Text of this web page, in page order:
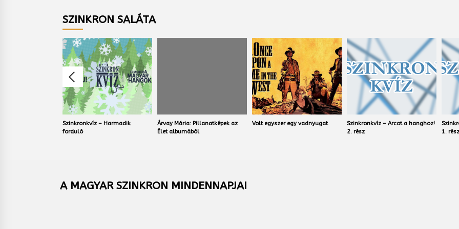
SZINKRON SALÁTA
Szinkronkvíz – Harmadik
forduló
Árvay Mária: Pillanatképek az
Élet albumából
Volt egyszer egy vadnyugat
Szinkronkvíz – Arcot a hanghoz!
2. rész
1. rész
A MAGYAR SZINKRON MINDENNAPJAI